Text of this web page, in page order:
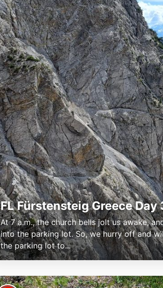
FL Fürstensteig Greece Day
At 7 a.m., the church bells jolt us awake,
into the parking lot. So, we hurry off and
the parking lot to...